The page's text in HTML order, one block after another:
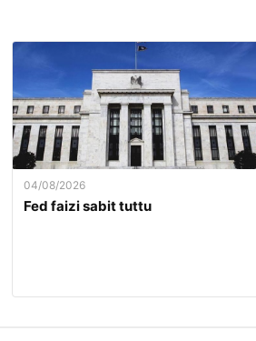
04/08/2026
Fed faizi sabit tuttu